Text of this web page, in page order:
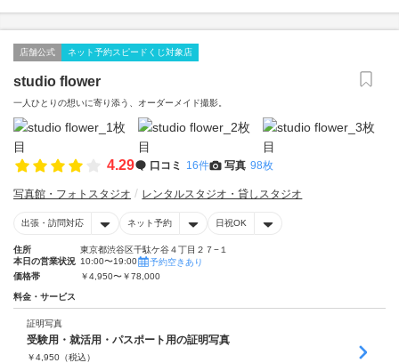
店舗公式 ネット予約スピードくじ対象店
studio flower
一人ひとりの想いに寄り添う、オーダーメイド撮影。
4.29 口コミ 16件 写真 98枚
写真館・フォトスタジオ レンタルスタジオ・貸しスタジオ
出張・訪問対応 ネット予約 日祝OK
住所
東京都渋谷区千駄ケ谷４丁目２７−１
本日の営業状況 10:00〜19:00
予約空きあり
価格帯
￥4,950〜￥78,000
料金・サービス
証明写真
受験用・就活用・パスポート用の証明写真
￥4,950 （税込）